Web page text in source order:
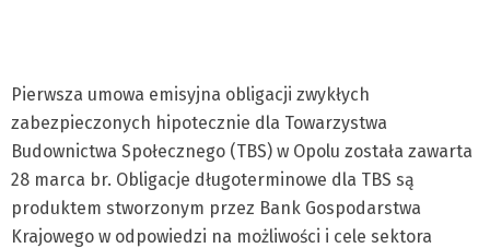
Pierwsza umowa emisyjna obligacji zwykłych
zabezpieczonych hipotecznie dla Towarzystwa
Budownictwa Społecznego (TBS) w Opolu została zawarta
28 marca br. Obligacje długoterminowe dla TBS są
produktem stworzonym przez Bank Gospodarstwa
Krajowego w odpowiedzi na możliwości i cele sektora